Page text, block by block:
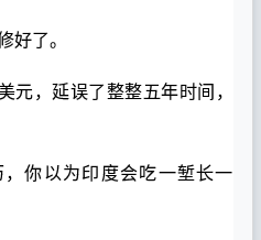
好了。
元，延误了整整五年时间，
你以为印度会吃一堑长一